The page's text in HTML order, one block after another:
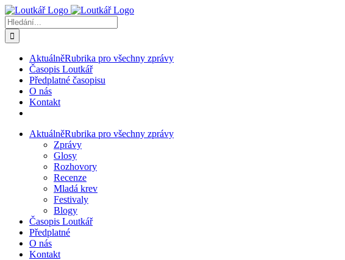
Přeskočit
na
obsah
Hledat:
AktuálněRubrika pro všechny zprávy
Časopis Loutkář
Předplatné časopisu
O nás
Kontakt
AktuálněRubrika pro všechny zprávy
Zprávy
Glosy
Rozhovory
Recenze
Mladá krev
Festivaly
Blogy
Časopis Loutkář
Předplatné
O nás
Kontakt